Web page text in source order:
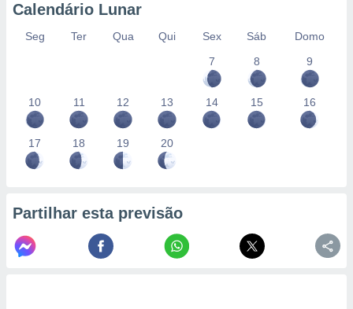
Calendário Lunar
Seg Ter Qua Qui Sex Sáb
Domo
7
8 9
10 11 12 13 14 15 16
17 18 19 20
Partilhar esta previsão